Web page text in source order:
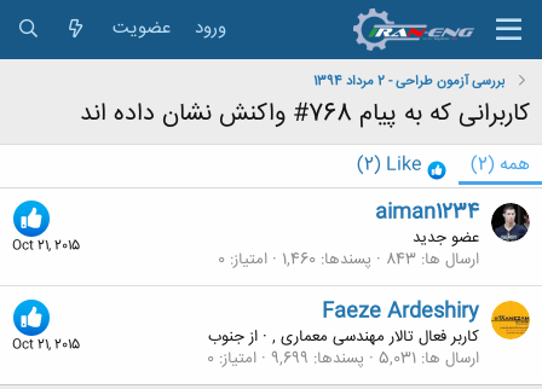
ورود عضویت
بررسی آزمون طراحی - 2 مرداد 1394
کاربرانی که به پیام 768# واکنش نشان داده اند
همه (2)
Like
(2)
Oct 21, 2015
aiman1234
عضو جدید
ارسال ها 843 پسندها 1,460 امتیاز 0
Oct 21, 2015
Faeze Ardeshiry
کاربر فعال تالار مهندسی معماری , · ازجنوب
ارسال ها 5,031 پسندها 9,699 امتیاز 0